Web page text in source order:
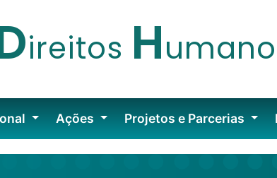
ireitos H
Ações Projetos e Parcerias